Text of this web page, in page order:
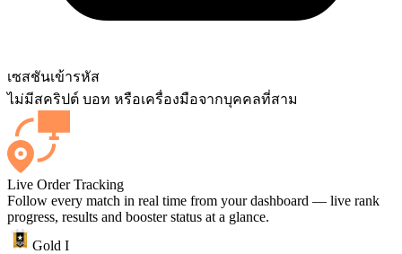
เซสชันเข้ารหัส
ไม่มีสคริปต์ บอท หรือเครื่องมือจากบุคคลที่สาม
Live Order Tracking
Follow every match in real time from your dashboard — live rank
progress, results and booster status at a glance.
Gold I